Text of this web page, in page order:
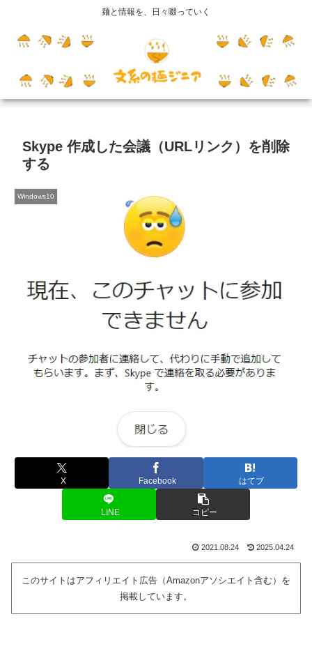
麺と情報を、日々啜っていく
Skype 作成した会議（URLリンク）を削除
する
Windows10
X Facebook はてブ
LINE コピー
2021.08.24 2025.04.24
このサイトはアフィリエイト広告（Amazonアソシエイト含む）を
掲載しています。